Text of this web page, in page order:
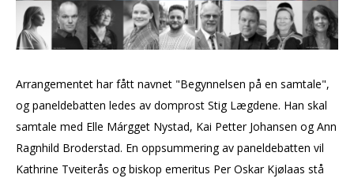
Arrangementet har fått navnet "Begynnelsen på en samtale",
og paneldebatten ledes av domprost Stig Lægdene. Han skal
samtale med Elle Márgget Nystad, Kai Petter Johansen og Ann
Ragnhild Broderstad. En oppsummering av paneldebatten vil
Kathrine Tveiterås og biskop emeritus Per Oskar Kjølaas stå